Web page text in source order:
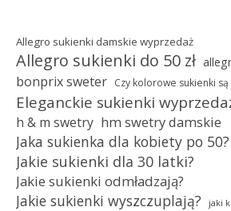
Allegro sukienki damskie wyprzedaż
Allegro sukienki do 50 zł
bonprix sweter Czy kolorowe sukienki
Eleganckie sukienki
h & m swetry hm swetry damskie
Jaka sukienka dla kobiety po 50?
Jakie sukienki dla 30 latki?
Jakie sukienki odmładzają?
Jakie sukienki wyszczuplają? jaki